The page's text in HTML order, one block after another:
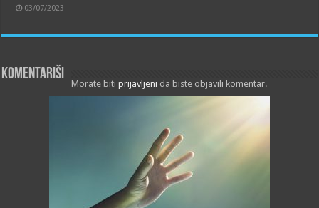
03/07/2023
Komentariši
Morate bitiprijavljeni da biste objavili komentar.